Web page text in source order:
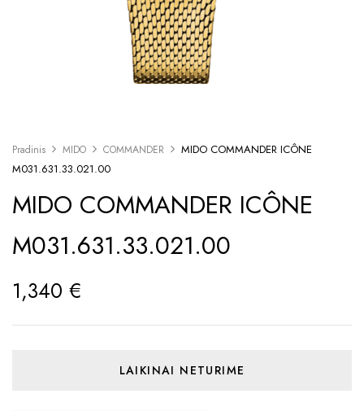
Pradinis MIDO COMMANDER
MIDO COMMANDER ICÔNE
M031.631.33.021.00
MIDO COMMANDER ICÔNE
M031.631.33.021.00
1,340 €
LAIKINAI NETURIME